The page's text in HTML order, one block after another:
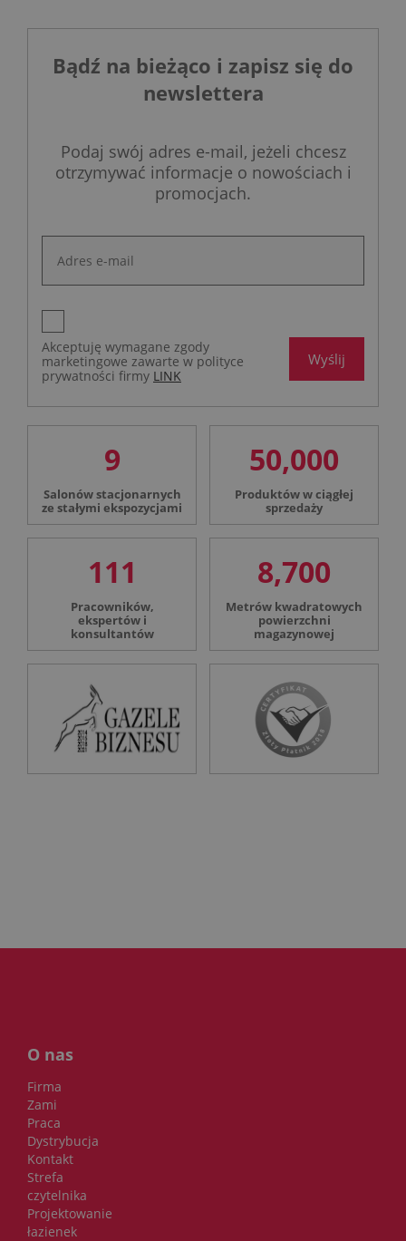
Bądź na bieżąco i zapisz się do
newslettera
Podaj swój adres e-mail, jeżeli chcesz
otrzymywać informacje o nowościach i
promocjach.
Akceptuję wymagane zgody
marketingowe zawarte w polityce
prywatności firmy LINK
Wyślij
9
Salonów stacjonarnych
ze stałymi ekspozycjami
50,000
Produktów w ciągłej
sprzedaży
111
Pracowników,
ekspertów i
konsultantów
8,700
Metrów kwadratowych
powierzchni
magazynowej
O nas
Firma
Zami
Praca
Dystrybucja
Kontakt
Strefa
czytelnika
Projektowanie
łazienek